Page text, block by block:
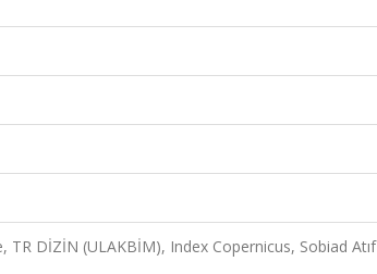
TR DİZİN (ULAKBİM), Index Copernicus, Sobiad Atıf